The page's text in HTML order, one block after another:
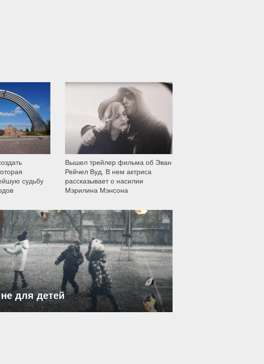
судьбу
Вышел трейлер фильма об Эван
Рейчел Вуд. В нем актриса
рассказывает о насилии
Мэрилина Мэнсона
для детей